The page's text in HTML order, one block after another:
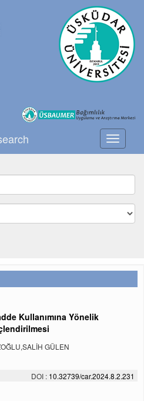
Toggle
Kullanımına Yönelik
GÜLEN
DOI : 10.32739/car.2024.8.2.231